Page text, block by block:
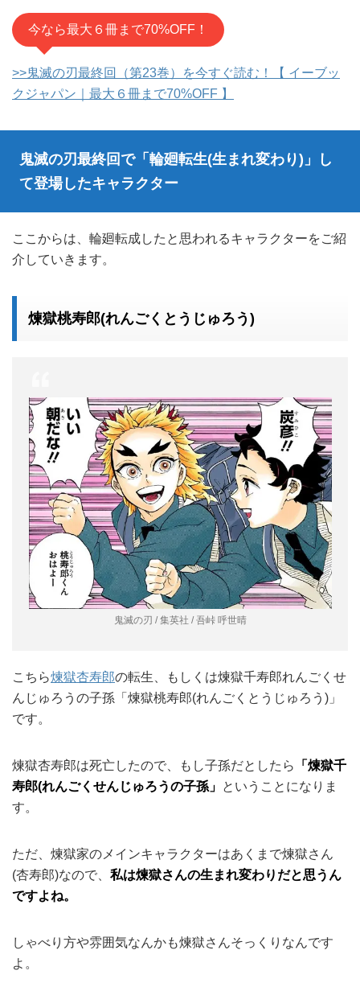
今なら最大６冊まで70%OFF！
>>鬼滅の刃最終回（第23巻）を今すぐ読む！【 イーブッ
クジャパン｜最大６冊まで70%OFF 】
鬼滅の刃最終回で「輪廻転生(生まれ変わり)」し
て登場したキャラクター
ここからは、輪廻転成したと思われるキャラクターをご紹
介していきます。
煉獄桃寿郎(れんごくとうじゅろう)
鬼滅の刃 / 集英社 / 吾峠 呼世晴
こちら煉獄杏寿郎の転生、もしくは煉獄千寿郎れんごくせ
んじゅろうの子孫「煉獄桃寿郎(れんごくとうじゅろう)」
です。
煉獄杏寿郎は死亡したので、もし子孫だとしたら
「煉獄千
寿郎(れんごくせんじゅろうの子孫」 ということになりま
す。
ただ、煉獄家のメインキャラクターはあくまで煉獄さん
(杏寿郎)なので、 私は煉獄さんの生まれ変わりだと思うん
ですよね。
しゃべり方や雰囲気なんかも煉獄さんそっくりなんです
よ。